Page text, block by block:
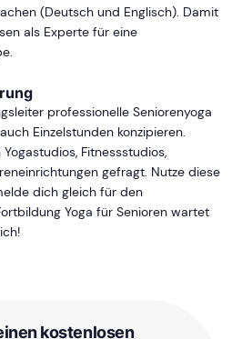
(Deutsch und Englisch). Damit
als Experte für eine
professionelle Seniorenyoga
Einzelstunden konzipieren.
Fitnessstudios,
gefragt. Nutze diese
dich gleich für den
Yoga für Senioren wartet
kostenlosen